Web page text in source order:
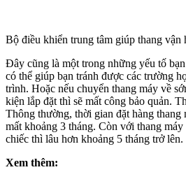
Bộ điều khiển trung tâm giúp thang vận
Đây cũng là một trong những yếu tố
có thể giúp bạn tránh được các trường
trình. Hoặc nếu chuyển thang máy về
kiện lắp đặt thì sẽ mất công bảo quản.
Thông thường, thời gian đặt hàng thang
mất khoảng 3 tháng. Còn với thang
chiếc thì lâu hơn khoảng 5 tháng trở lên.
Xem thêm: